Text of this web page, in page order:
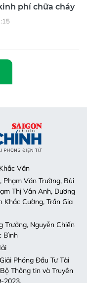
phí chữa cháy
Văn
Văn Trường, Bùi
Thị Vân Anh, Dương
Cường, Trần Gia
Trưởng, Nguyễn Chiến
Bình
Phóng Đầu Tư Tài
Thông tin và Truyền
2023.